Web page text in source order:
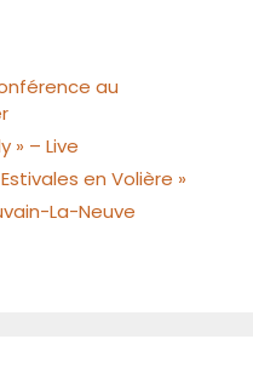
au
» – Live
en Volière »
La-Neuve